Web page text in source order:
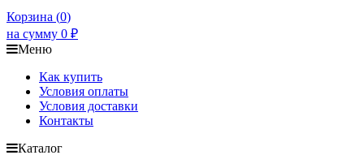
Корзина (0)
на сумму 0 ₽
Меню
Как купить
Условия оплаты
Условия доставки
Контакты
Каталог